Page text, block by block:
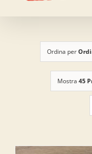
Ordina per
Mostra 45